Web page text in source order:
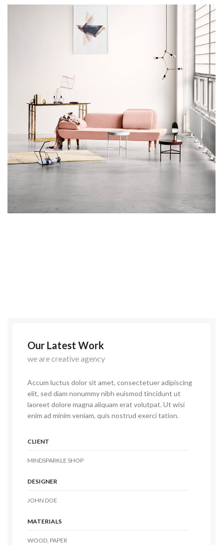
Our Latest Work
we are creative agency
Accum luctus dolor sit amet, consectetuer adipiscing
elit, sed diam nonummy nibh euismod tincidunt ut
laoreet dolore magna aliquam erat volutpat. Ut wisi
enim ad minim veniam, quis nostrud exerci tation.
CLIENT
MINDSPARKLE SHOP
DESIGNER
JOHN DOE
MATERIALS
WOOD, PAPER